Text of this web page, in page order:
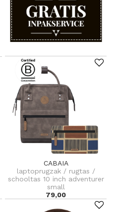
CABAIA
laptoprugzak / rugtas /
schooltas 10 inch adventurer
small
79,00